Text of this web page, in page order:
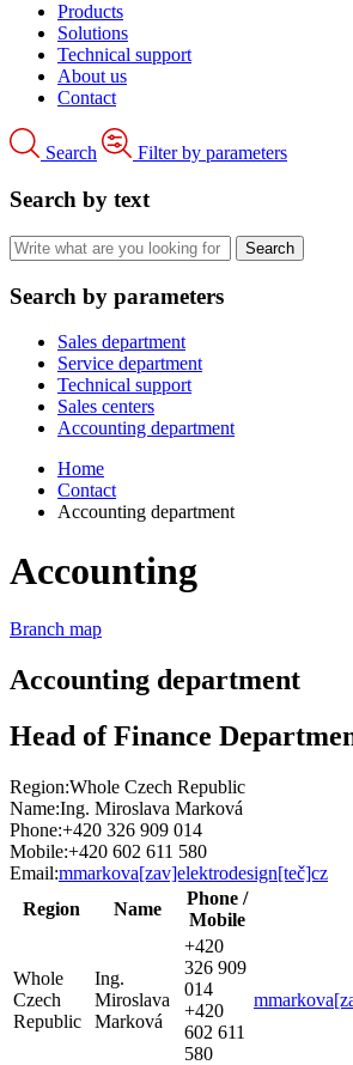
Products
Solutions
Technical support
About us
Contact
Search Filter by parameters
Search by text
Search by parameters
Sales department
Service department
Technical support
Sales centers
Accounting department
Home
Contact
Accounting department
Accounting
Branch map
Accounting department
Head of Finance
Region:Whole Czech Republic
Name:Ing. Miroslava Marková
Phone:+420 326 909 014
Mobile:+420 602 611 580
Email:mmarkova[zav]elektrodesign[teč]cz
Region
Name
Phone /
Mobile
Whole
Czech
Republic
Ing.
Miroslava
Marková
+420
326 909
014
+420
602 611
580